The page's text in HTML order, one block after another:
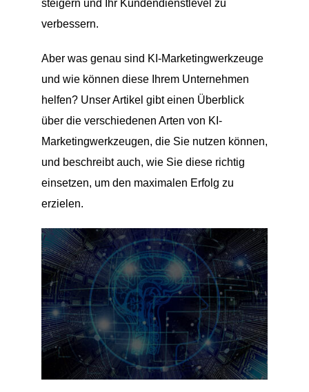
steigern und Ihr Kundendienstlevel zu
verbessern.
Aber was genau sind KI-Marketingwerkzeuge
und wie können diese Ihrem Unternehmen
helfen? Unser Artikel gibt einen Überblick
über die verschiedenen Arten von KI-
Marketingwerkzeugen, die Sie nutzen können,
und beschreibt auch, wie Sie diese richtig
einsetzen, um den maximalen Erfolg zu
erzielen.